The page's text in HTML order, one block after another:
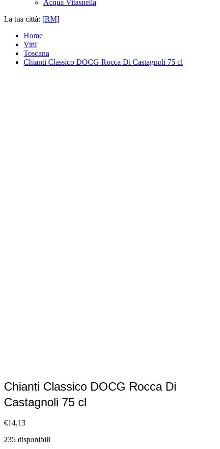
Acqua Vitasnella
La tua città: [RM]
Home
Vini
Toscana
Chianti Classico DOCG Rocca Di Castagnoli 75 cl
Chianti Classico DOCG Rocca Di
Castagnoli 75 cl
€14,13
235 disponibili